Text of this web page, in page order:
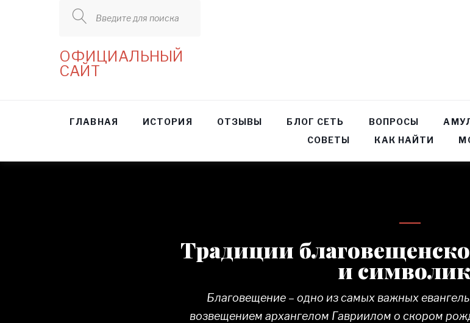
Введите для поиска
ОФИЦИАЛЬНЫЙ
САЙТ
ГЛАВНАЯ ИСТОРИЯ ОТЗЫВЫ БЛОГ СЕТЬ ВОПРОСЫ
СОВЕТЫ
КАК НАЙТИ
Традиции
и
Благовещение – одно из самых важных
возвещением архангелом Гавриилом о скором